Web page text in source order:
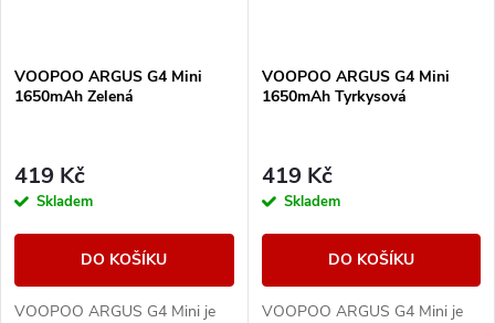
VOOPOO ARGUS G4 Mini
1650mAh Zelená
419 Kč
Skladem
DO KOŠÍKU
VOOPOO ARGUS G4 Mini je
VOOPOO ARGUS G4 Mini
1650mAh Tyrkysová
419 Kč
Skladem
DO KOŠÍKU
VOOPOO ARGUS G4 Mini je